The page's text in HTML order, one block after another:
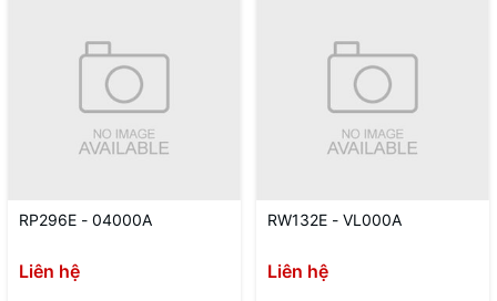
RP296E - 04000A
Liên hệ
RW132E - VL000A
Liên hệ